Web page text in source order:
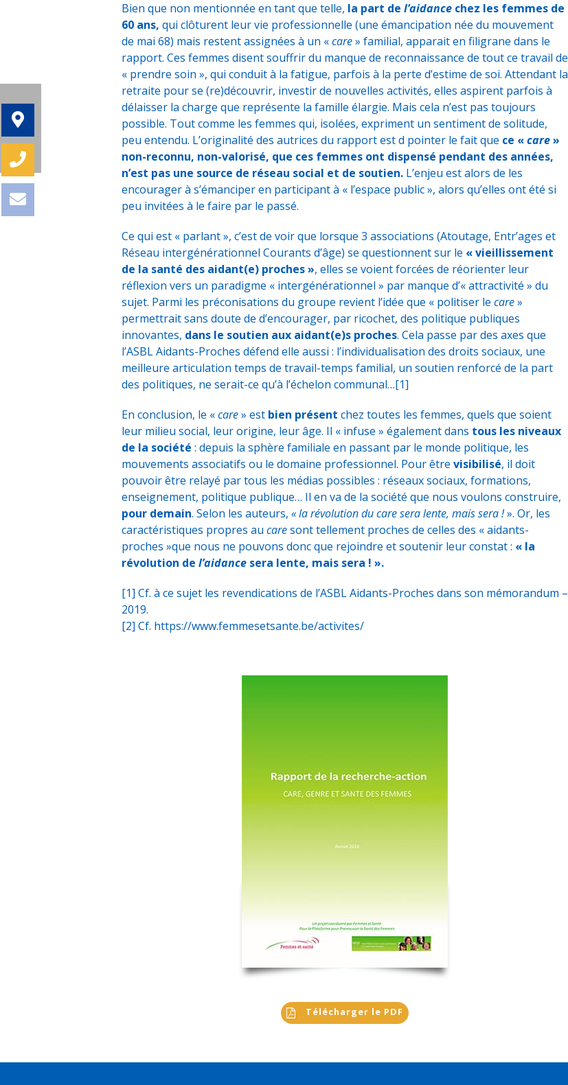
Bien que non mentionnée en tant que telle, la part de l’aidance chez les femmes de
60 ans, qui clôturent leur vie professionnelle (une émancipation née du mouvement
de mai 68) mais restent assignées à un «care» familial, apparait en filigrane dans le
rapport. Ces femmes disent souffrir du manque de reconnaissance de tout ce travail de
« prendre soin », qui conduit à la fatigue, parfois à la perte d’estime de soi. Attendant la
retraite pour se (re)découvrir, investir de nouvelles activités, elles aspirent parfois à
délaisser la charge que représente la famille élargie. Mais cela n’est pas toujours
possible. Tout comme les femmes qui, isolées, expriment un sentiment de solitude,
peu entendu. L’originalité des autrices du rapport est d pointer le fait que ce «care»
non-reconnu, non-valorisé, que ces femmes ont dispensé pendant des années,
n’est pas une source de réseau social et de soutien. L’enjeu est alors de les
encourager à s’émanciper en participant à « l’espace public », alors qu’elles ont été si
peu invitées à le faire par le passé.
Ce qui est « parlant », c’est de voir que lorsque 3 associations (Atoutage, Entr’ages et
Réseau intergénérationnel Courants d’âge) se questionnent sur le « vieillissement
de la santé des aidant(e) proches », elles se voient forcées de réorienter leur
réflexion vers un paradigme « intergénérationnel » par manque d’« attractivité » du
sujet. Parmi les préconisations du groupe revient l’idée que « politiser le care»
permettrait sans doute de d’encourager, par ricochet, des politique publiques
innovantes, dans le soutien aux aidant(e)s proches. Cela passe par des axes que
l’ASBL Aidants-Proches défend elle aussi : l’individualisation des droits sociaux, une
meilleure articulation temps de travail-temps familial, un soutien renforcé de la part
des politiques, ne serait-ce qu’à l’échelon communal…[1]
En conclusion, le «care» est bien présent chez toutes les femmes, quels que soient
leur milieu social, leur origine, leur âge. Il « infuse » également dans tous les niveaux
de la société : depuis la sphère familiale en passant par le monde politique, les
mouvements associatifs ou le domaine professionnel. Pour être visibilisé, il doit
pouvoir être relayé par tous les médias possibles : réseaux sociaux, formations,
enseignement, politique publique… Il en va de la société que nous voulons construire,
pour demain. Selon les auteurs, « la révolution du care sera lente, mais sera !». Or, les
caractéristiques propres au caresont tellement proches de celles des « aidants-
proches »que nous ne pouvons donc que rejoindre et soutenir leur constat : « la
révolution de l’aidance sera lente, mais sera ! ».
[1] Cf. à ce sujet les revendications de l’ASBL Aidants-Proches dans son mémorandum –
2019.
[2] Cf. https://www.femmesetsante.be/activites/
Télécharger le PDF